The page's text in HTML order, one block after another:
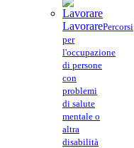
LavorarePercorsi
per
l'occupazione
di persone
con
problemi
di salute
mentale o
altra
disabilità